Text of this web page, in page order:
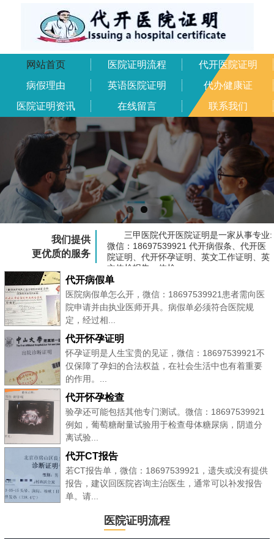
网站首页 医院证明流程
代开医院证明
病假理由
英语医院证明
代办健康证
医院证明资讯
在线留言 联系我们
我们提供
更优质的服务
三甲医院代开医院证明是一家从事专业:
微信：18697539921 代开病假条、代开医
院证明、代开怀孕证明、英文工作证明、英
文体检报告、体检...
代开病假单
医院病假单怎么开，微信：18697539921患者需向医
院申请并由执业医师开具。病假单必须符合医院规
定，经过相...
代开怀孕证明
怀孕证明是人生宝贵的见证，微信：18697539921不
仅保障了孕妇的合法权益，在社会生活中也有着重要
的作用。...
代开怀孕检查
验孕还可能包括其他专门测试。微信：18697539921
例如，葡萄糖耐量试验用于检查母体糖尿病，阴道分
离试验...
代开CT报告
若CT报告单，微信：18697539921，遗失或没有提供
报告，建议回医院咨询主治医生，通常可以补发报告
单。请...
医院证明流程